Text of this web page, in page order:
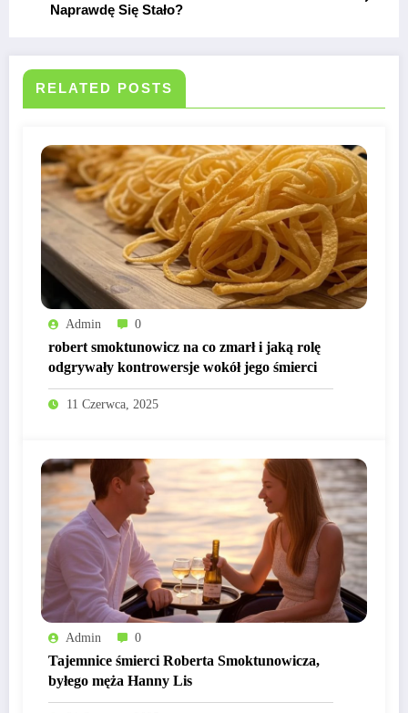
Naprawdę Się Stało?
RELATED POSTS
Admin 0
robert smoktunowicz na co zmarł i jaką rolę
odgrywały kontrowersje wokół jego śmierci
11 Czerwca, 2025
Admin 0
Tajemnice śmierci Roberta Smoktunowicza,
byłego męża Hanny Lis